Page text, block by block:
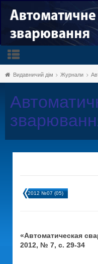
Видавничий дім Журнали
2012 №07 (05)
«Автоматическая
2012, № 7, с. 29-34